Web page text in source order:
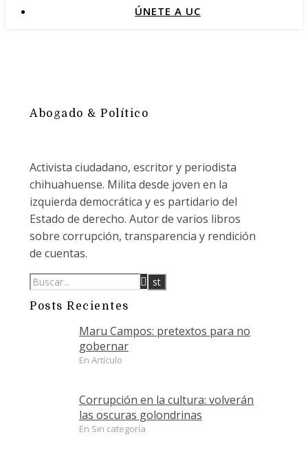
ÚNETE A UC
Abogado & Político
Activista ciudadano, escritor y periodista
chihuahuense. Milita desde joven en la
izquierda democrática y es partidario del
Estado de derecho. Autor de varios libros
sobre corrupción, transparencia y rendición
de cuentas.
Posts Recientes
Maru Campos: pretextos para no
gobernar
En Artículo
Corrupción en la cultura: volverán
las oscuras golondrinas
En Sin categoría